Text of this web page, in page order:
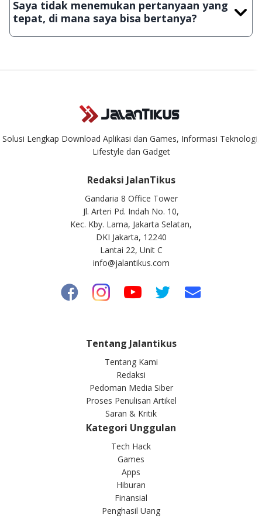
download secara manual, sehingga kuota sebesar ribuan
aplikasi & games tidak dapat tercapai dalam waktu yang
singkat.
Saya tidak menemukan pertanyaan yang
tepat, di mana saya bisa bertanya?
Kami dengan senang hati menjawab setiap pertanyaan yang
Solusi Lengkap Download Aplikasi dan Games, Informasi Teknologi,
Lifestyle dan Gadget
Redaksi JalanTikus
Gandaria 8 Office Tower
Jl. Arteri Pd. Indah No. 10,
Kec. Kby. Lama, Jakarta Selatan,
DKI Jakarta, 12240
Lantai 22, Unit C
info@jalantikus.com
Tentang Jalantikus
Tentang Kami
Redaksi
Pedoman Media Siber
Proses Penulisan Artikel
Saran & Kritik
Kategori Unggulan
Tech Hack
Games
Apps
Hiburan
Finansial
Penghasil Uang